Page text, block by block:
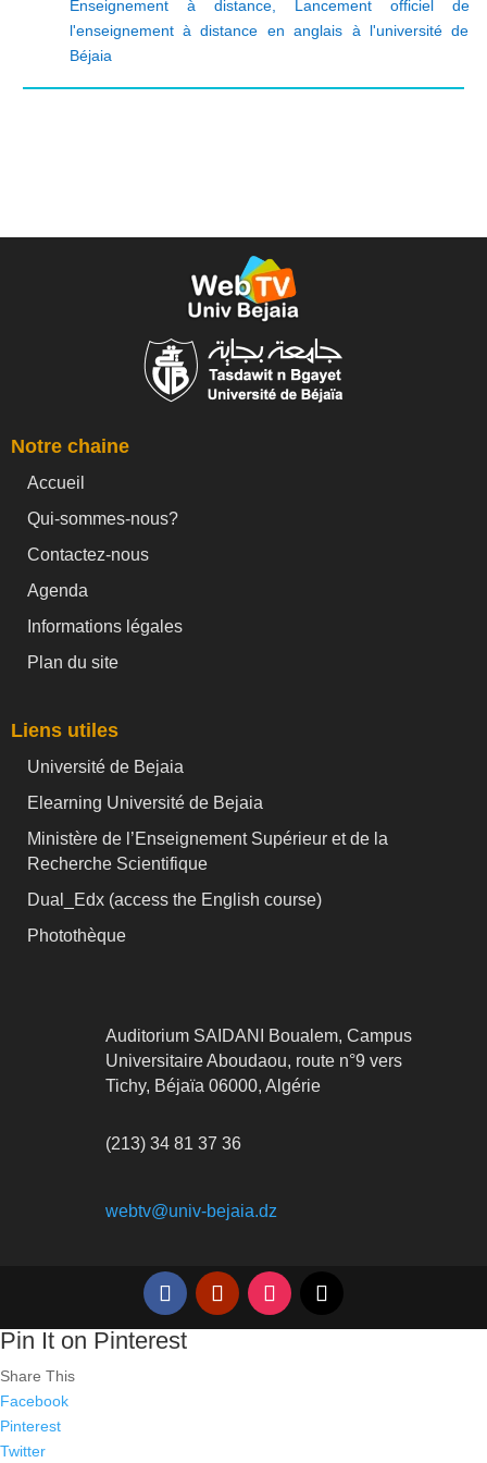
Enseignement à distance,
Lancement officiel de
l'enseignement à distance en anglais à l'université de
Béjaia
Notre chaine
Accueil
Qui-sommes-nous?
Contactez-nous
Agenda
Informations légales
Plan du site
Liens utiles
Université de Bejaia
Elearning Université de Bejaia
Ministère de l’Enseignement Supérieur et de la
Recherche Scientifique
Dual_Edx (access the English course)
Photothèque
Auditorium SAIDANI Boualem, Campus
Universitaire Aboudaou, route n°9 vers
Tichy, Béjaïa 06000, Algérie
(213) 34 81 37 36
webtv@univ-bejaia.dz
Pin It on Pinterest
Share This
Facebook
Pinterest
Twitter